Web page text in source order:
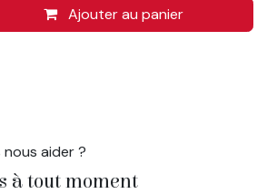
Ajouter au panier
aider ?
à tout moment